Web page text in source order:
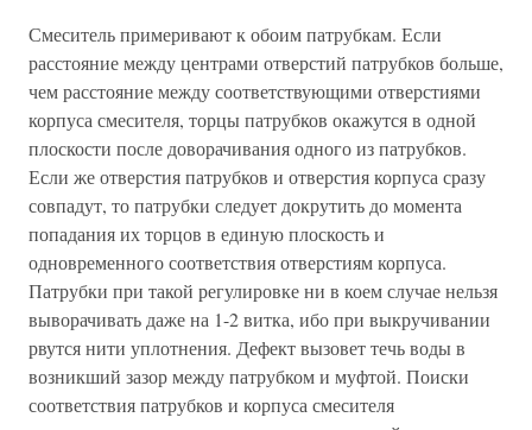
Смеситель примеривают к обоим патрубкам. Если
расстояние между центрами отверстий патрубков больше,
чем расстояние между соответствующими отверстиями
корпуса смесителя, торцы патрубков окажутся в одной
плоскости после доворачивания одного из патрубков.
Если же отверстия патрубков и отверстия корпуса сразу
совпадут, то патрубки следует докрутить до момента
попадания их торцов в единую плоскость и
одновременного соответствия отверстиям корпуса.
Патрубки при такой регулировке ни в коем случае нельзя
выворачивать даже на 1-2 витка, ибо при выкручивании
рвутся нити уплотнения. Дефект вызовет течь воды в
возникший зазор между патрубком и муфтой. Поиски
соответствия патрубков и корпуса смесителя